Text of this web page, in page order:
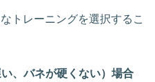
トレーニングを選択するこ
、バネが硬くない）場合